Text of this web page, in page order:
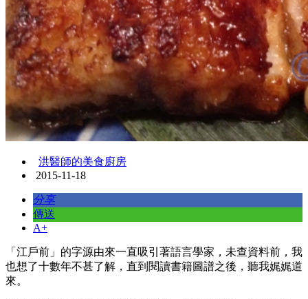
洪醫師的美食廚房
2015-11-18
分享
傳送
A+
「江戶前」的字源由來一直吸引著語言學家，未查資料前，我
也想了十數年不甚了解，直到閱讀書籍圖譜之後，聽我娓娓道
來。